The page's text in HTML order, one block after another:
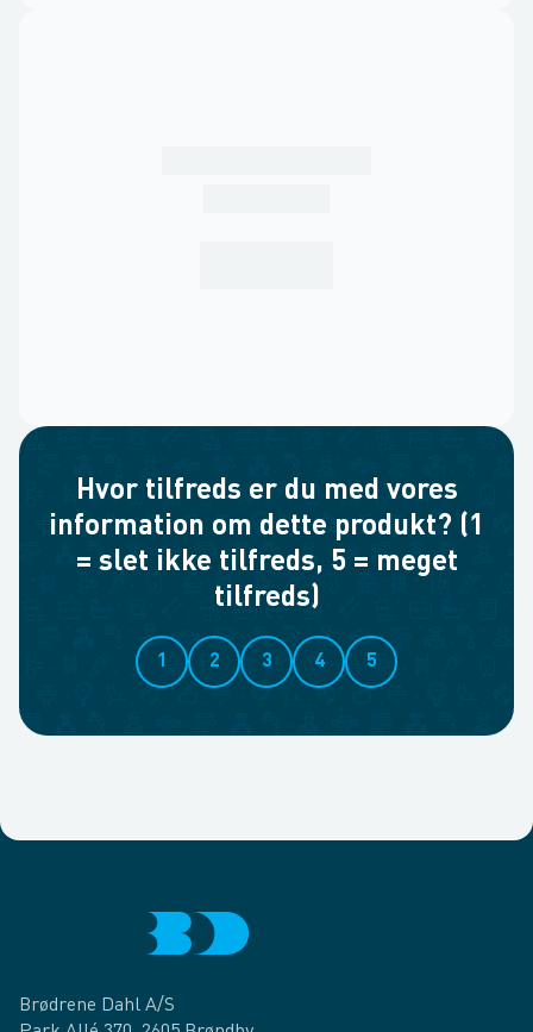
Hvor tilfreds er du med vores
information om dette produkt? (1
= slet ikke tilfreds, 5 = meget
tilfreds)
1 2 3 4 5
Brødrene Dahl A/S